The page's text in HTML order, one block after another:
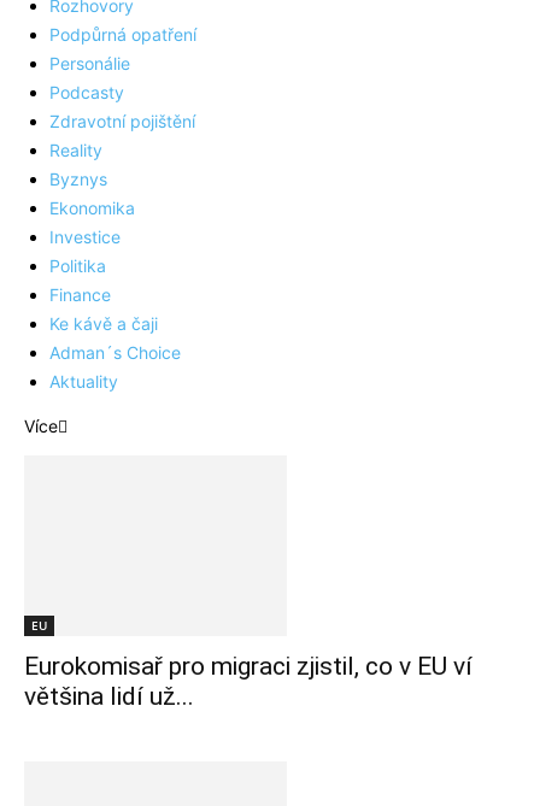
Rozhovory
Podpůrná opatření
Personálie
Podcasty
Zdravotní pojištění
Reality
Byznys
Ekonomika
Investice
Politika
Finance
Ke kávě a čaji
Adman´s Choice
Aktuality
Více
EU
Eurokomisař pro migraci zjistil, co v EU ví
většina lidí už...